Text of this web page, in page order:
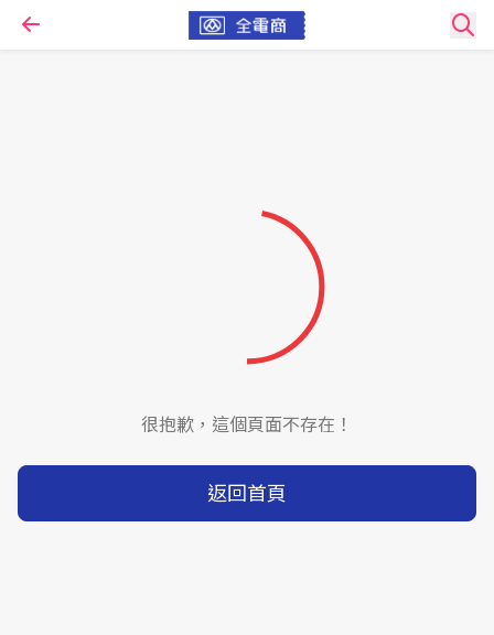
很抱歉，這個頁面不存在！
返回首頁